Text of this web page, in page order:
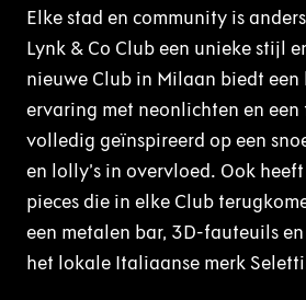
Elke stad en community is
Lynk & Co Club een unieke stijl
nieuwe Club in Milaan biedt
ervaring met neonlichten en
volledig geïnspireerd op een
en lolly’s in overvloed. Ook
pieces die in elke Club
een metalen bar, 3D-fauteuils
het lokale Italiaanse merk